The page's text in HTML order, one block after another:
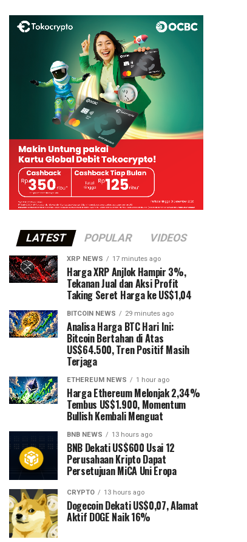
LATEST POPULAR VIDEOS
XRP NEWS 17 minutes ago
Harga XRP Anjlok Hampir 3%,
Tekanan Jual dan Aksi Profit
Taking Seret Harga ke US$1,04
BITCOIN NEWS 29 minutes ago
Analisa Harga BTC Hari Ini:
Bitcoin Bertahan di Atas
US$64.500, Tren Positif Masih
Terjaga
ETHEREUM NEWS 1 hour ago
Harga Ethereum Melonjak 2,34%
Tembus US$1.900, Momentum
Bullish Kembali Menguat
BNB NEWS 13 hours ago
BNB Dekati US$600 Usai 12
Perusahaan Kripto Dapat
Persetujuan MiCA Uni Eropa
CRYPTO 13 hours ago
Dogecoin Dekati US$0,07, Alamat
Aktif DOGE Naik 16%